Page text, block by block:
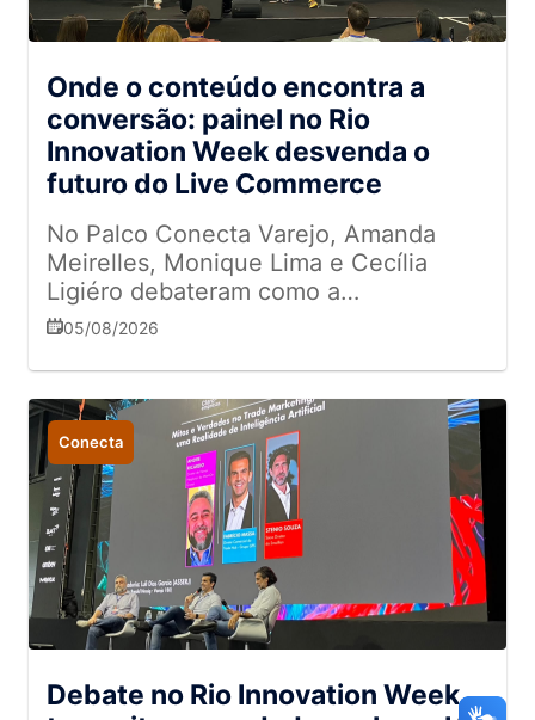
Onde o conteúdo encontra a
conversão: painel no Rio
Innovation Week desvenda o
futuro do Live Commerce
No Palco Conecta Varejo, Amanda
Meirelles, Monique Lima e Cecília
Ligiéro debateram como a
interatividade, a autenticidade e a
ambiente digital estão redefinindo a
jornada de compra
05/08/2026
Conecta
Debate no Rio Innovation Week